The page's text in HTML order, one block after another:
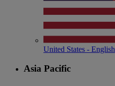
United States - English
Asia Pacific